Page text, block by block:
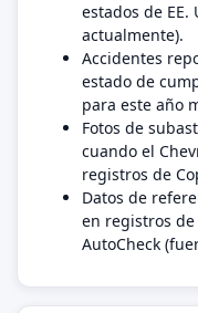
estados de
actualmente).
Accidentes
estado de
para este año
Fotos de
cuando el
registros de
Datos de
en registros de
AutoCheck